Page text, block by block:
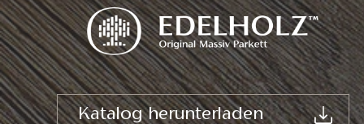
Katalog herunterladen